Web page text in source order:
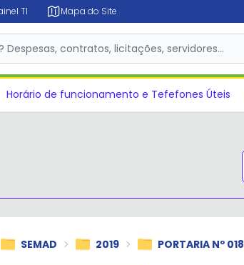
TI Mapa do Site
Despesas, contratos, licitações, servidores…
Horário de funcionamento e Tefefones Úteis
SEMAD 2019 PORTARIA Nº 018